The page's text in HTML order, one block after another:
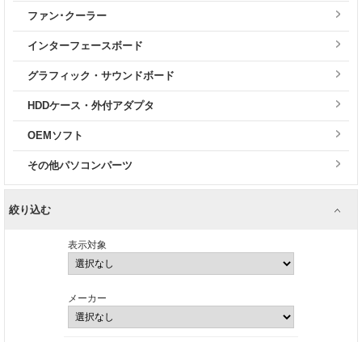
ファン･クーラー
インターフェースボード
グラフィック・サウンドボード
HDDケース・外付アダプタ
OEMソフト
その他パソコンパーツ
絞り込む
表示対象
メーカー